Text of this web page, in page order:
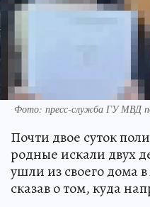
Фото: пресс-служба ГУ МВД
Почти двое суток
родные искали двух
ушли из своего дома
сказав о том, куда